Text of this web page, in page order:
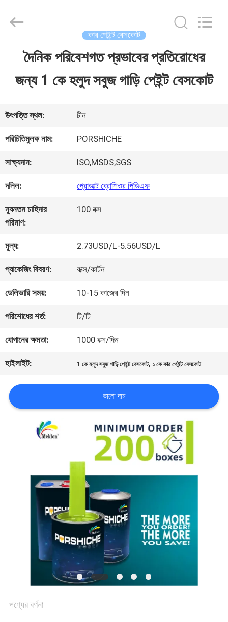
ভিডিও
আমাদের
সম্পর্কে
ভ্রমণ
মান
নিয়ন্ত্রণ
আমাদের
যোগাযোগ
উদ্ধৃতির
ম্যাপ
Chemical
Reserved.
কার পেইন্ট বেসকোট
দৈনিক পরিবেশগত প্রভাবের প্রতিরোধের
জন্য 1 কে হলুদ সবুজ গাড়ি পেইন্ট বেসকোট
উৎপত্তি স্থল: চীন
পরিচিতিমুলক নাম: PORSHICHE
সাক্ষ্যদান: ISO,MSDS,SGS
দলিল: প্রোডাক্ট ব্রোশিওর পিডিএফ
ন্যূনতম চাহিদার
পরিমাণ:
100 বক্স
মূল্য: 2.73USD/L-5.56USD/L
প্যাকেজিং বিবরণ: বাক্স/কার্টন
ডেলিভারি সময়: 10-15 কাজের দিন
পরিশোধের শর্ত: টি/টি
যোগানের ক্ষমতা: 1000 বক্স/দিন
হাইলাইট: 1 কে হলুদ সবুজ গাড়ি পেইন্ট বেসকোট, ১ কে কার পেইন্ট বেসকোট
ভালো দাম
পণ্যের বর্ণনা